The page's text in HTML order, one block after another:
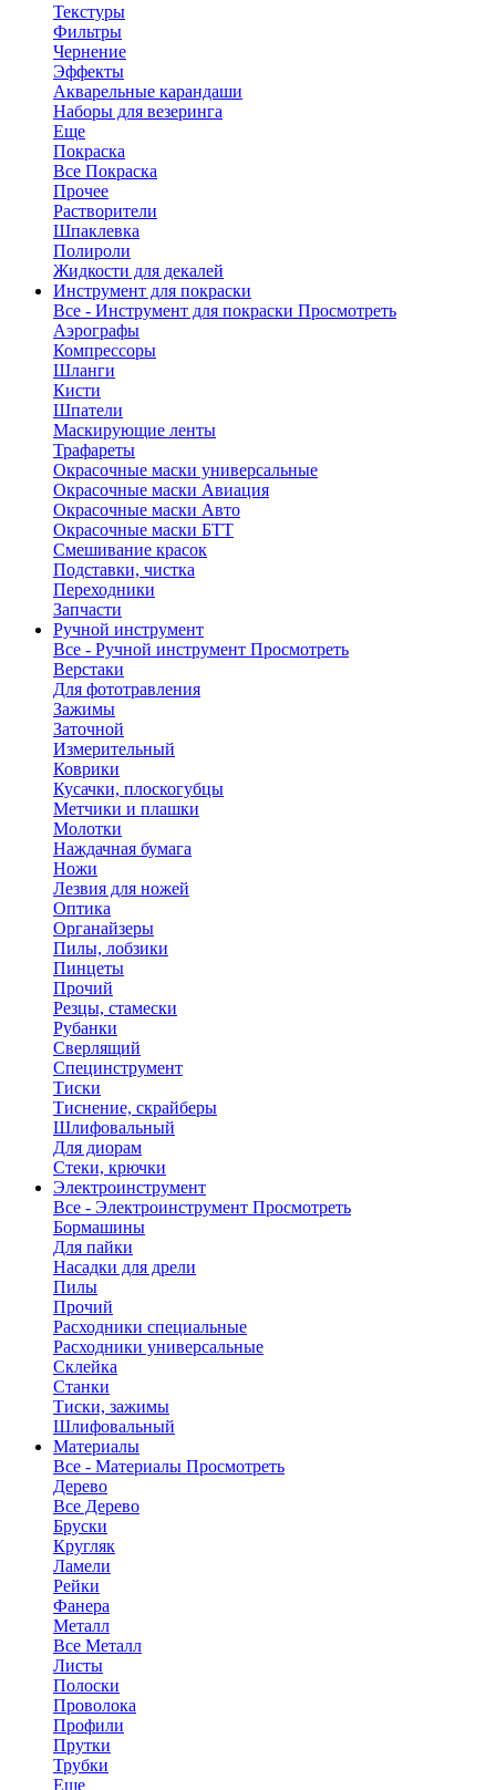
Текстуры
Фильтры
Чернение
Эффекты
Акварельные карандаши
Наборы для везеринга
Еще
Покраска
Все Покраска
Прочее
Растворители
Шпаклевка
Полироли
Жидкости для декалей
Инструмент для покраски
Все - Инструмент для покраски Просмотреть
Аэрографы
Компрессоры
Шланги
Кисти
Шпатели
Маскирующие ленты
Трафареты
Окрасочные маски универсальные
Окрасочные маски Авиация
Окрасочные маски Авто
Окрасочные маски БТТ
Смешивание красок
Подставки, чистка
Переходники
Запчасти
Ручной инструмент
Все - Ручной инструмент Просмотреть
Верстаки
Для фототравления
Зажимы
Заточной
Измерительный
Коврики
Кусачки, плоскогубцы
Метчики и плашки
Молотки
Наждачная бумага
Ножи
Лезвия для ножей
Оптика
Органайзеры
Пилы, лобзики
Пинцеты
Прочий
Резцы, стамески
Рубанки
Сверлящий
Специнструмент
Тиски
Тиснение, скрайберы
Шлифовальный
Для диорам
Стеки, крючки
Электроинструмент
Все - Электроинструмент Просмотреть
Бормашины
Для пайки
Насадки для дрели
Пилы
Прочий
Расходники специальные
Расходники универсальные
Склейка
Станки
Тиски, зажимы
Шлифовальный
Материалы
Все - Материалы Просмотреть
Дерево
Все Дерево
Бруски
Кругляк
Ламели
Рейки
Фанера
Металл
Все Металл
Листы
Полоски
Проволока
Профили
Прутки
Трубки
Еще